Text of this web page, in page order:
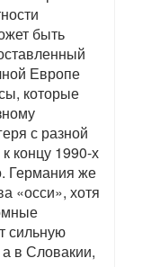
быть
Европе
которые
с разной
концу 1990-х
Германия же
«осси», хотя
сильную
а в Словакии,